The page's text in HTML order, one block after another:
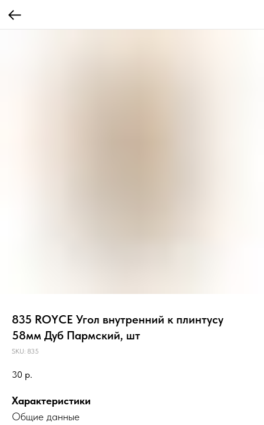
835 ROYCE Угол внутренний к плинтусу
58мм Дуб Пармский, шт
SKU: 835
30 р.
Характеристики
Общие данные